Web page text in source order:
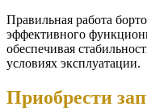
Правильная работа
эффективного
обеспечивая
условиях эксплуатации.
Приобрести